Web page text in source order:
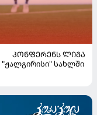
ᲙᲝᲜᲤᲔᲠᲔᲜᲡ ᲚᲘᲒᲐ
სახლში